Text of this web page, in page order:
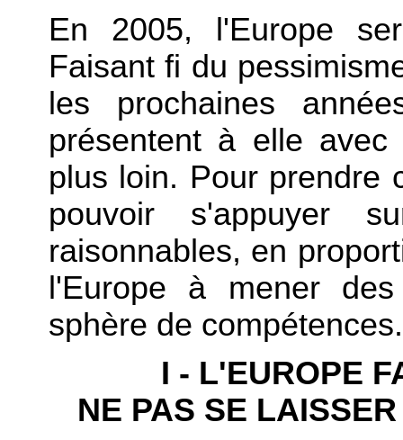
En 2005, l'Europe
Faisant fi du
les prochaines
présentent à elle
plus loin. Pour prendre
pouvoir s'appuyer
raisonnables, en
l'Europe à mener
sphère de compétences.
I - L'EUROPE
NE PAS SE